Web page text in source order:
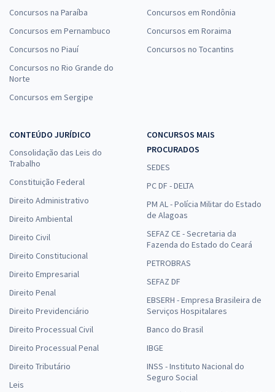
Concursos na Paraíba
Concursos em Pernambuco
Concursos no Piauí
Concursos no Rio Grande do
Norte
Concursos em Sergipe
Concursos em Rondônia
Concursos em Roraima
Concursos no Tocantins
CONTEÚDO JURÍDICO
Consolidação das Leis do
Trabalho
Constituição Federal
Direito Administrativo
Direito Ambiental
Direito Civil
Direito Constitucional
Direito Empresarial
Direito Penal
Direito Previdenciário
Direito Processual Civil
Direito Processual Penal
Direito Tributário
Leis
CONCURSOS MAIS
PROCURADOS
SEDES
PC DF - DELTA
PM AL - Polícia Militar do Estado
de Alagoas
SEFAZ CE - Secretaria da
Fazenda do Estado do Ceará
PETROBRAS
SEFAZ DF
EBSERH - Empresa Brasileira de
Serviços Hospitalares
Banco do Brasil
IBGE
INSS - Instituto Nacional do
Seguro Social